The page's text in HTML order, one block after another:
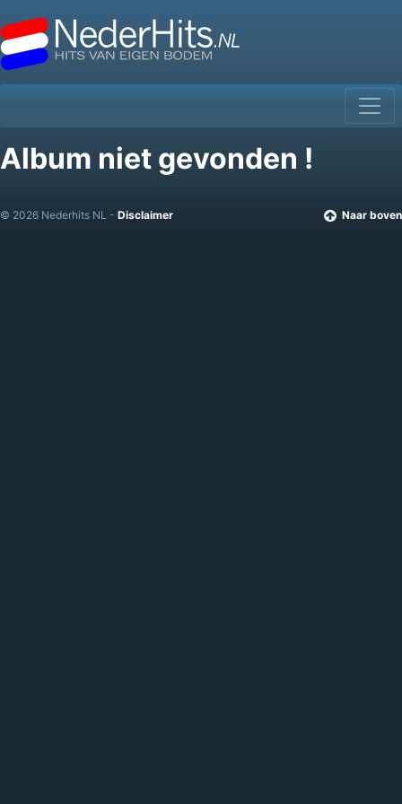
Album niet gevonden !
Naar boven
© 2026 Nederhits NL - Disclaimer